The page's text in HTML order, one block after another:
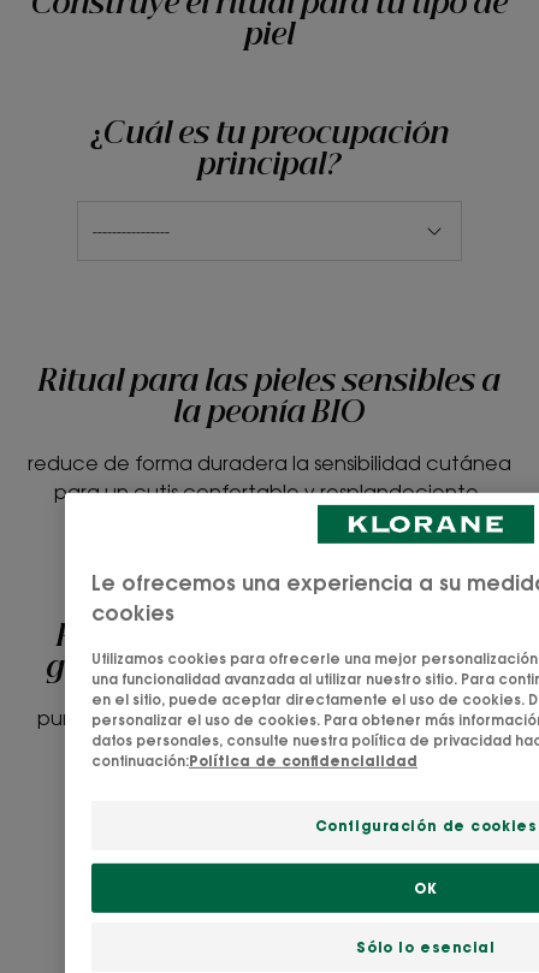
piel
¿Cuál es tu preocupación
principal?
----------------
Ritual para las pieles sensibles a
la peonía BIO
reduce de forma duradera la sensibilidad cutánea
para un cutis confortable y resplandeciente.
Ritual para las pieles mixtas y
grasas a la Menta Acuática BIO
purifica intensamente y matifica la piel de forma
duradera.
en
Le ofrecemos una experiencia a su
cookies
Utilizamos cookies para ofrecerle una mejor
una funcionalidad avanzada al utilizar nuestro sitio. Para
en el sitio, puede aceptar directamente el uso de cookies.
personalizar el uso de cookies. Para obtener más
datos personales, consulte nuestra política de privacidad
continuación:Política de confidencialidad
Configuración de cookies
Sólo lo esencial
OK